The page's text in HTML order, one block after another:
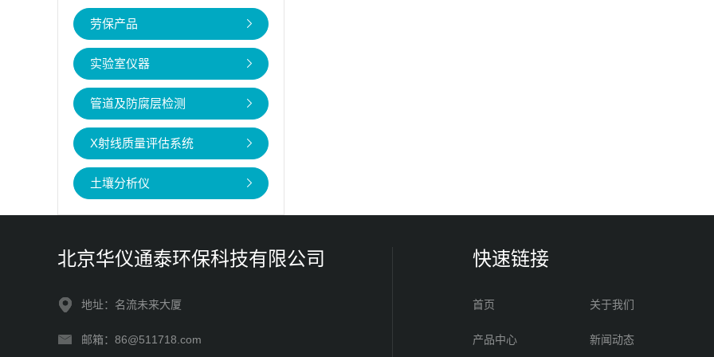
劳保产品
实验室仪器
管道及防腐层检测
X射线质量评估系统
土壤分析仪
北京华仪通泰环保科技有限公司
地址：名流未来大厦
邮箱：86@511718.com
快速链接
首页 关于我们
产品中心 新闻动态